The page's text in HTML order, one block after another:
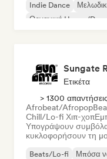
Indie Dance
Οργανική House/
Sungate
Ετικέτα
> 1300 απαντήσεις
Afrobeat/Afropop
Chill/Lo-fi Χιπ-χοπ
Υπογράψουν
κυκλοφορήσουν τη
Beats/Lo-fi Μπόσα